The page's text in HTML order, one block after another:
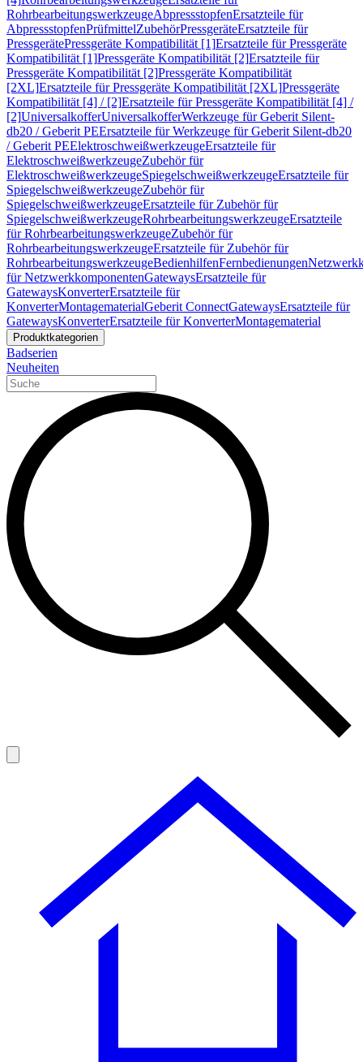
RohrbearbeitungswerkzeugeAbpressstopfenErsatzteile für
AbpressstopfenPrüfmittelZubehörPressgeräteErsatzteile für
PressgerätePressgeräte Kompatibilität [1]Ersatzteile für Pressgeräte
Kompatibilität [1]Pressgeräte Kompatibilität [2]Ersatzteile für
Pressgeräte Kompatibilität [2]Pressgeräte Kompatibilität
[2XL]Ersatzteile für Pressgeräte Kompatibilität [2XL]Pressgeräte
Kompatibilität [4] / [2]Ersatzteile für Pressgeräte Kompatibilität [4] /
[2]UniversalkofferUniversalkofferWerkzeuge für Geberit Silent-
db20 / Geberit PEErsatzteile für Werkzeuge für Geberit Silent-db20
/ Geberit PEElektroschweißwerkzeugeErsatzteile für
ElektroschweißwerkzeugeZubehör für
ElektroschweißwerkzeugeSpiegelschweißwerkzeugeErsatzteile für
SpiegelschweißwerkzeugeZubehör für
SpiegelschweißwerkzeugeErsatzteile für Zubehör für
SpiegelschweißwerkzeugeRohrbearbeitungswerkzeugeErsatzteile
für RohrbearbeitungswerkzeugeZubehör für
RohrbearbeitungswerkzeugeErsatzteile für Zubehör für
RohrbearbeitungswerkzeugeBedienhilfenFernbedienungen
für NetzwerkkomponentenGatewaysErsatzteile für
GatewaysKonverterErsatzteile für
KonverterMontagematerialGeberit ConnectGatewaysErsatzteile für
GatewaysKonverterErsatzteile für KonverterMontagematerial
Produktkategorien
Badserien
Neuheiten